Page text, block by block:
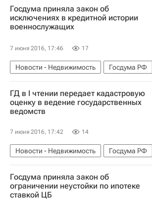
Госдума приняла закон об
исключениях в кредитной истории
военнослужащих
7 июня 2016, 17:46 17
Новости - Недвижимость
Госдума РФ
Ипотека
Законодательство Россия
ГД в I чтении передает кадастровую
оценку в ведение государственных
ведомств
7 июня 2016, 17:42 14
Новости - Недвижимость
Госдума РФ
Законодательство
Кадастр Россия
Госдума приняла закон об
ограничении неустойки по ипотеке
ставкой ЦБ